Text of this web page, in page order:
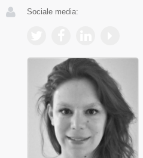
Sociale media: